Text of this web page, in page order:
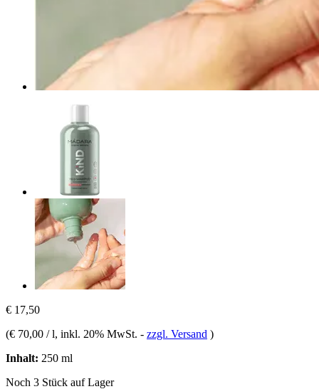
€ 17,50
(€ 70,00 / l, inkl. 20% MwSt. - zzgl. Versand )
Inhalt: 250 ml
Noch 3 Stück auf Lager